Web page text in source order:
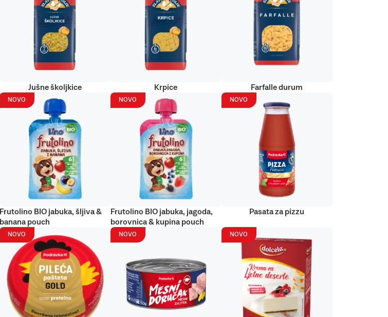
Jušne školjkice Krpice Farfalle durum
NOVO
Frutolino BIO jabuka, šljiva &
banana pouch
NOVO
Frutolino BIO jabuka, jagoda,
borovnica & kupina pouch
NOVO
Pasata za pizzu
NOVO NOVO NOVO